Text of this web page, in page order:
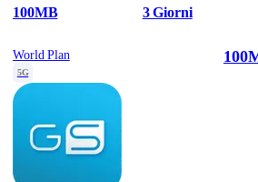
100MB 3 Giorni
World Plan
5G